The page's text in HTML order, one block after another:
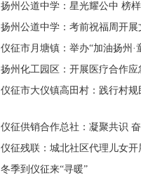
扬州公道中学：星光耀公中 榜
扬州公道中学：考前祝福周开
仪征市月塘镇：举办“加油扬州
一
扬州化工园区：开展医疗合作应
仪征市大仪镇高田村：践行村
仪征供销合作总社：凝聚共识
仪征残联：城北社区代理儿女
冬季到仪征来“寻暖”